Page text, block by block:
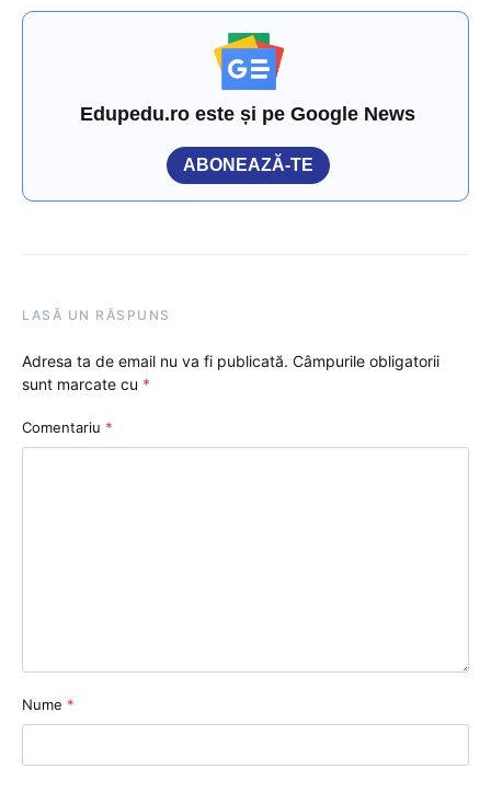
Edupedu.ro este și pe Google News
ABONEAZĂ-TE
LASĂ UN RĂSPUNS
Adresa ta de email nu va fi publicată. Câmpurile obligatorii
sunt marcate cu *
Comentariu *
Nume *